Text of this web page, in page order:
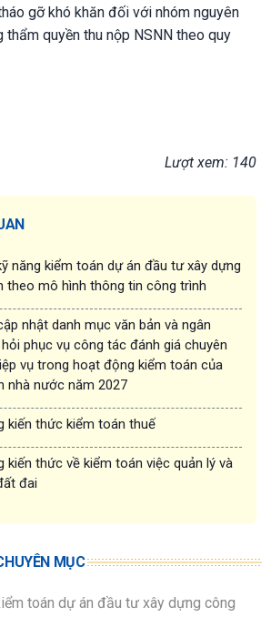
gỡ khó khăn đối với nhóm nguyên
thẩm quyền thu nộp NSNN theo quy
Lượt xem: 140
năng kiểm toán dự án đầu tư xây dựng
theo mô hình thông tin công trình
nhật danh mục văn bản và ngân
phục vụ công tác đánh giá chuyên
vụ trong hoạt động kiểm toán của
nhà nước năm 2027
kiến thức kiểm toán thuế
kiến thức về kiểm toán việc quản lý và
đai
MỤC